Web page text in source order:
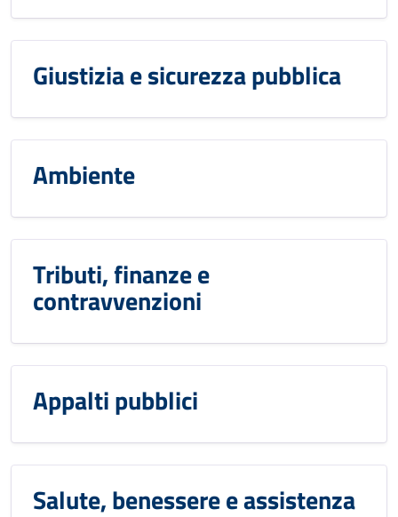
Giustizia e sicurezza pubblica
Ambiente
Tributi, finanze e
contravvenzioni
Appalti pubblici
Salute, benessere e assistenza